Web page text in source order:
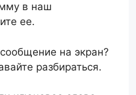
в наш
ее.
на экран?
разбираться.